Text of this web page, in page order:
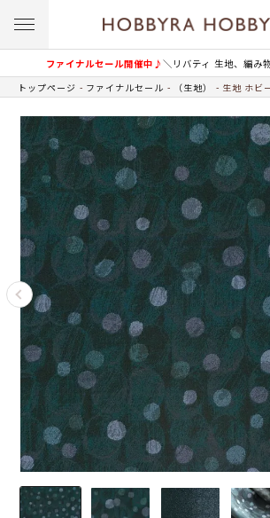
ファイナルセール開催中♪＼リバティ 生地、編み
トップページ ファイナルセール （生地） 生地 ホビ